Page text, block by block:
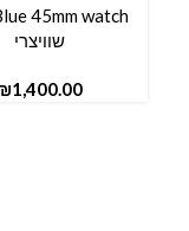
שוויצרי